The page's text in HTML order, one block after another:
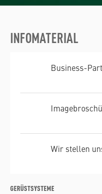
INFOMATERIAL
Business-
Wir stellen
GERÜSTSYSTEME